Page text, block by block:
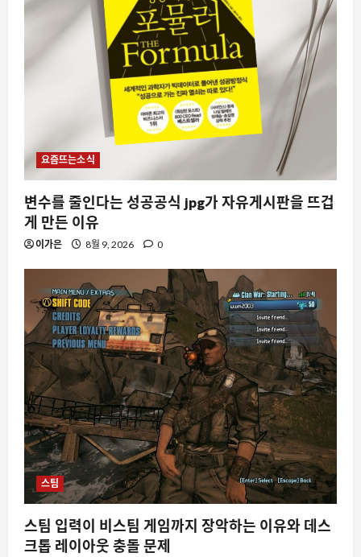
요즘뜨는소식
변수를 줄인다는 성공공식 jpg가 자유게시판을 뜨겁
게 만든 이유
이가은 8월 9, 2026 0
스팀
스팀 입력이 비스팀 게임까지 장악하는 이유와 데스
크톱 레이아웃 충돌 문제